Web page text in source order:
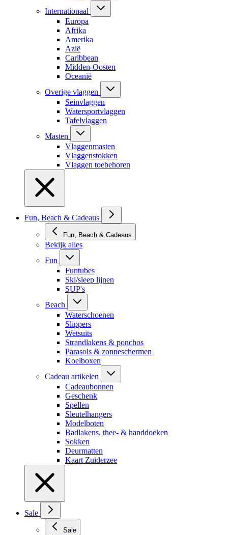
Internationaal
Europa
Afrika
Amerika
Azië
Caribbean
Midden-Oosten
Oceanië
Overige vlaggen
Seinvlaggen
Watersportvlaggen
Tafelvlaggen
Masten
Vlaggenmasten
Vlaggenstokken
Vlaggen toebehoren
Fun, Beach & Cadeaus
Fun, Beach & Cadeaus
Bekijk alles
Fun
Funtubes
Ski/sleep lijnen
SUP's
Beach
Waterschoenen
Slippers
Wetsuits
Strandlakens & ponchos
Parasols & zonneschermen
Koelboxen
Cadeau artikelen
Cadeaubonnen
Geschenk
Spellen
Sleutelhangers
Modelboten
Badlakens, thee- & handdoeken
Sokken
Deurmatten
Kaart Zuiderzee
Sale
Sale